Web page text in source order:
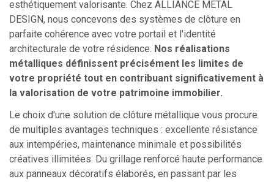
esthétiquement valorisante. Chez ALLIANCE METAL
DESIGN, nous concevons des systèmes de clôture en
parfaite cohérence avec votre portail et l'identité
architecturale de votre résidence. Nos réalisations
métalliques définissent précisément les limites de
votre propriété tout en contribuant significativement à
la valorisation de votre patrimoine immobilier.
Le choix d'une solution de clôture métallique vous procure
de multiples avantages techniques : excellente résistance
aux intempéries, maintenance minimale et possibilités
créatives illimitées. Du grillage renforcé haute performance
aux panneaux décoratifs élaborés, en passant par les